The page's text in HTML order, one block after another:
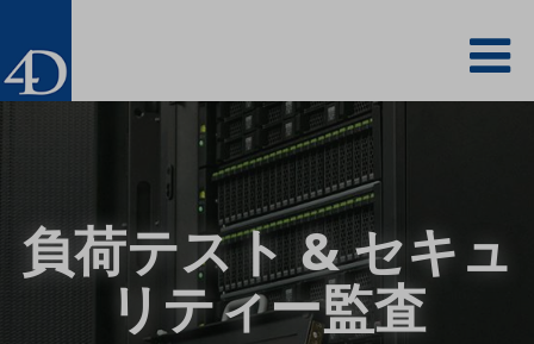
main
content
負荷テスト & セキュ
リティー監査